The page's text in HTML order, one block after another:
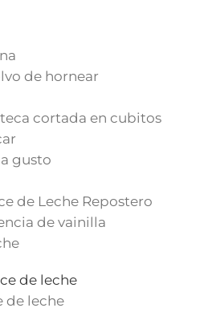
de hornear
cortada en cubitos
gusto
de Leche Repostero
de vainilla
de leche